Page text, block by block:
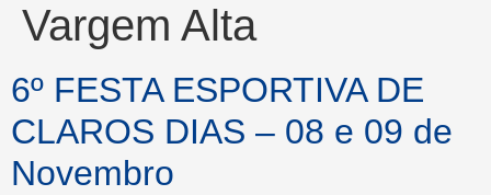
Vargem Alta
6º FESTA ESPORTIVA DE
CLAROS DIAS – 08 e 09 de
Novembro